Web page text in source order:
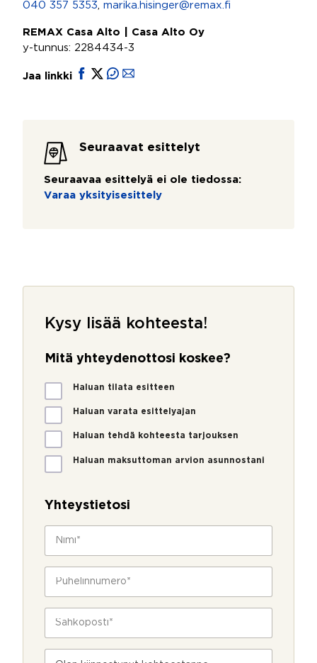
040 357 5353
marika.hisinger@remax.fi
REMAX Casa Alto | Casa Alto Oy
y-tunnus: 2284434-3
Jaa linkki
Seuraavat esittelyt
Seuraavaa esittelyä ei ole tiedossa:
Varaa yksityisesittely
Kysy lisää kohteesta!
Mitä yhteydenottosi koskee?
M
i
ä
d
s
o
Haluan tilata esitteen
Haluan varata esittelyajan
Haluan tehdä kohteesta tarjouksen
Haluan maksuttoman arvion asunnostani
Yhteystietosi
m
h
i
n
h